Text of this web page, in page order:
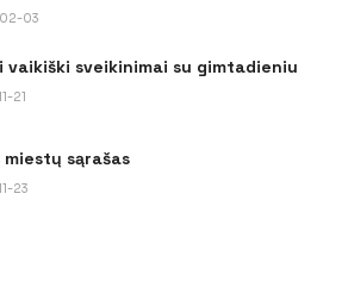
03
vaikiški sveikinimai su gimtadieniu
21
miestų sąrašas
23